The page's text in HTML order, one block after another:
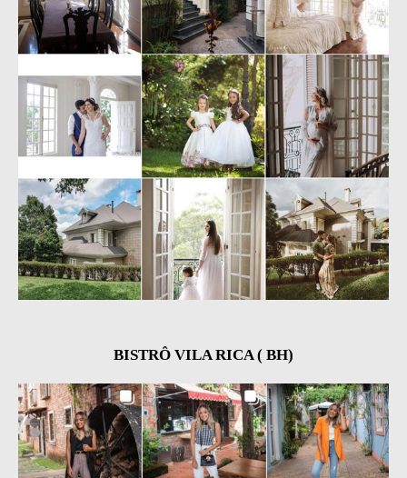
BISTRÔ VILA RICA ( BH)